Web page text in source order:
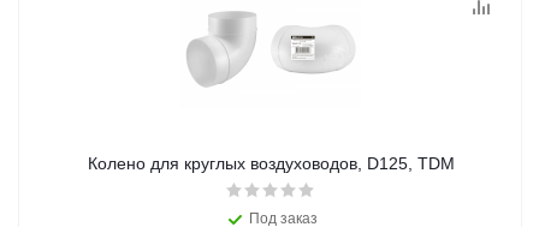
Колено для круглых воздуховодов, D125, TDM
Под заказ